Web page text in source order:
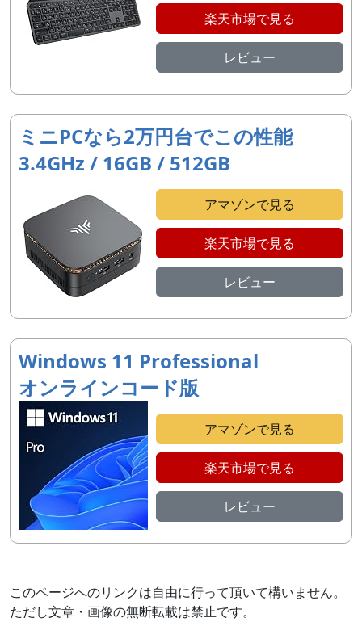
楽天市場で見る
レビュー
ミニPCなら2万円台でこの性能
3.4GHz / 16GB / 512GB
アマゾンで見る
楽天市場で見る
レビュー
Windows 11 Professional
オンラインコード版
アマゾンで見る
楽天市場で見る
レビュー
このページへのリンクは自由に行って頂いて構いません。
ただし文章・画像の無断転載は禁止です。